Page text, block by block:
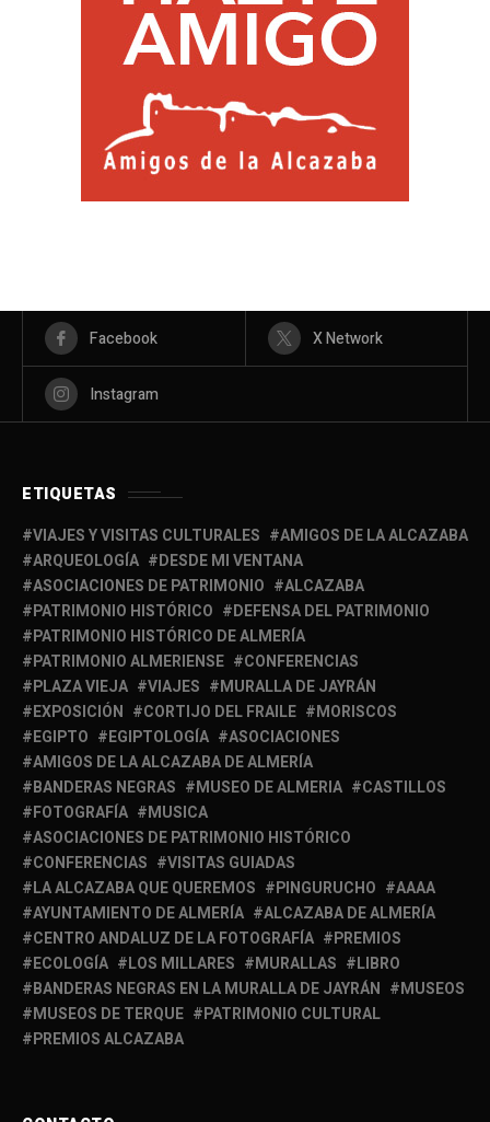
Facebook X Network
Instagram
ETIQUETAS
VIAJES Y VISITAS CULTURALES
AMIGOS DE LA ALCAZABA
ARQUEOLOGÍA
DESDE MI VENTANA
ASOCIACIONES DE PATRIMONIO
ALCAZABA
PATRIMONIO HISTÓRICO
DEFENSA DEL PATRIMONIO
PATRIMONIO HISTÓRICO DE ALMERÍA
PATRIMONIO ALMERIENSE
CONFERENCIAS
PLAZA VIEJA
VIAJES
MURALLA DE JAYRÁN
EXPOSICIÓN
CORTIJO DEL FRAILE
MORISCOS
EGIPTO
EGIPTOLOGÍA
ASOCIACIONES
AMIGOS DE LA ALCAZABA DE ALMERÍA
BANDERAS NEGRAS
MUSEO DE ALMERIA
CASTILLOS
FOTOGRAFÍA
MUSICA
ASOCIACIONES DE PATRIMONIO HISTÓRICO
CONFERENCIAS
VISITAS GUIADAS
LA ALCAZABA QUE QUEREMOS
PINGURUCHO
AAAA
AYUNTAMIENTO DE ALMERÍA
ALCAZABA DE ALMERÍA
CENTRO ANDALUZ DE LA FOTOGRAFÍA
PREMIOS
ECOLOGÍA
LOS MILLARES MURALLAS
LIBRO
BANDERAS NEGRAS EN LA MURALLA DE JAYRÁN
MUSEOS
MUSEOS DE TERQUE
PATRIMONIO CULTURAL
PREMIOS ALCAZABA